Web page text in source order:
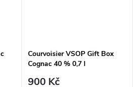
Courvoisier VSOP Gift Box
Cognac 40 % 0,7 l
900 Kč